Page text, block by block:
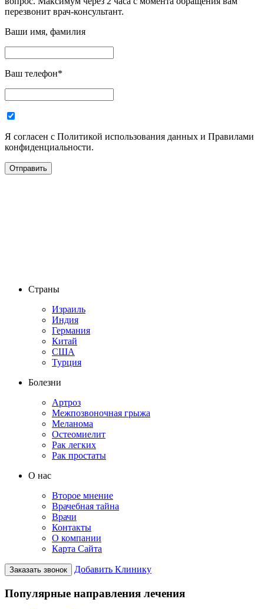
перезвонит врач-консультант.
Ваши имя, фамилия
Ваш телефон*
Я согласен с Политикой использования данных и Правилами
конфиденциальности.
Страны
Израиль
Индия
Германия
Китай
США
Турция
Болезни
Артроз
Межпозвоночная грыжа
Меланома
Остеомиелит
Рак легких
Рак простаты
О нас
Второе мнение
Врачебная тайна
Врачи
Контакты
О компании
Карта Сайта
Заказать звонок Добавить Клинику
Популярные направления лечения